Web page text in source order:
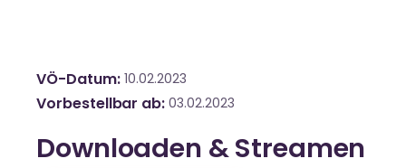
VÖ-Datum 10.02.2023
Vorbestellbar ab 03.02.2023
Downloaden & Streamen